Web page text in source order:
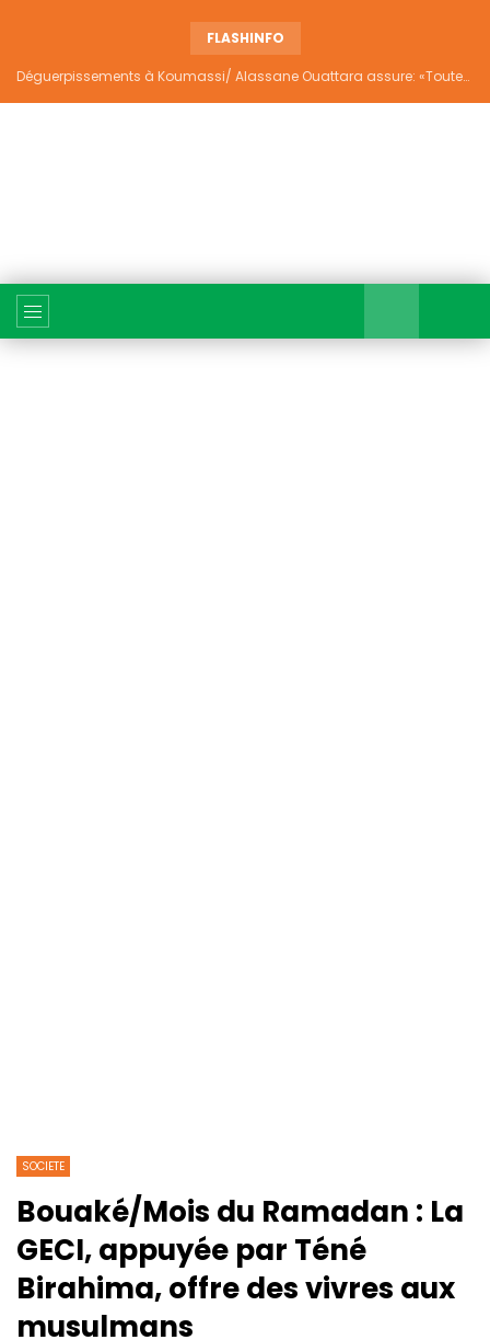
FLASHINFO
Déguerpissements à Koumassi/ Alassane Ouattara assure: «Toutes les responsabilités seront établies et elles donneront lieu aux sanctions prévues par la loi»
SOCIETE
Bouaké/Mois du Ramadan : La
GECI, appuyée par Téné
Birahima, offre des vivres aux
musulmans